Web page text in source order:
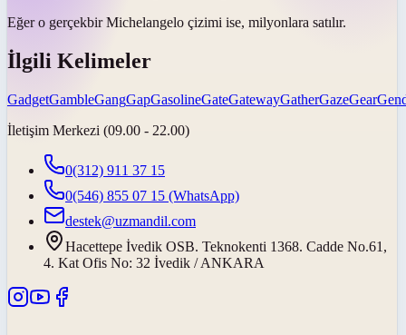
Eğer o gerçekbir Michelangelo çizimi ise, milyonlara satılır.
İlgili Kelimeler
GadgetGambleGangGapGasolineGateGatewayGatherGazeGear
İletişim Merkezi (09.00 - 22.00)
0(312) 911 37 15
0(546) 855 07 15 (WhatsApp)
destek@uzmandil.com
Hacettepe İvedik OSB. Teknokenti 1368. Cadde No.61,
4. Kat Ofis No: 32 İvedik / ANKARA